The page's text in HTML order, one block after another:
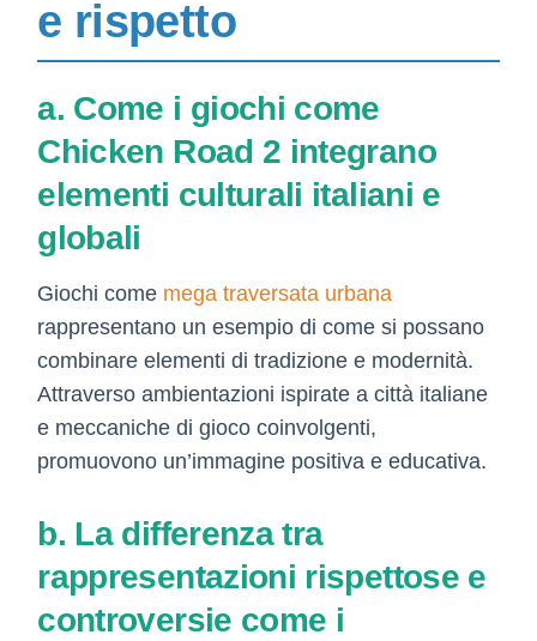
e rispetto
a. Come i giochi come
Chicken Road 2 integrano
elementi culturali italiani e
globali
Giochi come mega traversata urbana
rappresentano un esempio di come si possano
combinare elementi di tradizione e modernità.
Attraverso ambientazioni ispirate a città italiane
e meccaniche di gioco coinvolgenti,
promuovono un’immagine positiva e educativa.
b. La differenza tra
rappresentazioni rispettose e
controversie come i